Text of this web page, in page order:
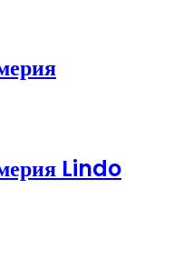
Lindo